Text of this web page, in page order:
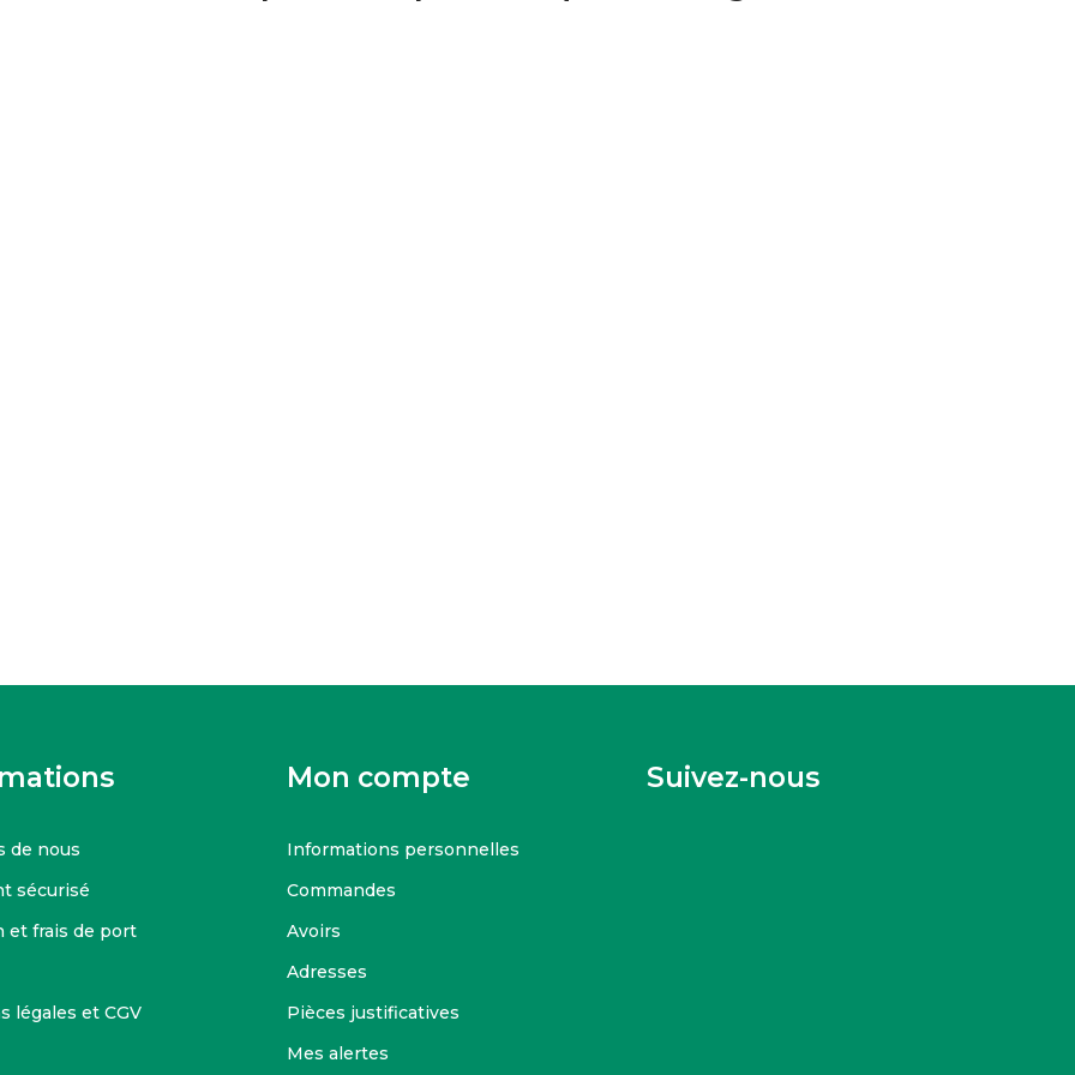
de nous
sécurisé
et frais de port
légales et CGV
Mon compte
Informations personnelles
Commandes
Avoirs
Adresses
Pièces justificatives
Mes alertes
Suivez-nous